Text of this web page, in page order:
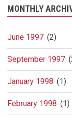
MONTHLY
June 1997 (2)
September 1997
January 1998 (1)
February 1998 (1)